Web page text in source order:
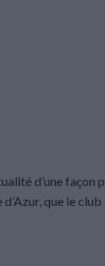
d’une façon
que le club